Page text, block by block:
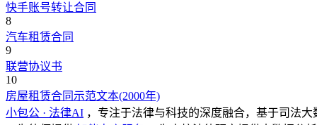
快手账号转让合同
8
汽车租赁合同
9
联营协议书
10
房屋租赁合同示范文本(2000年)
小包公 · 法律AI ，专注于法律与科技的深度融合，基于司法